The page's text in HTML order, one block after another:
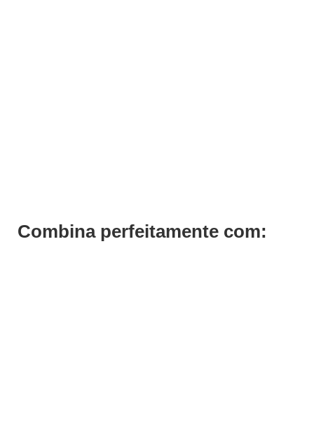
Combina perfeitamente com: